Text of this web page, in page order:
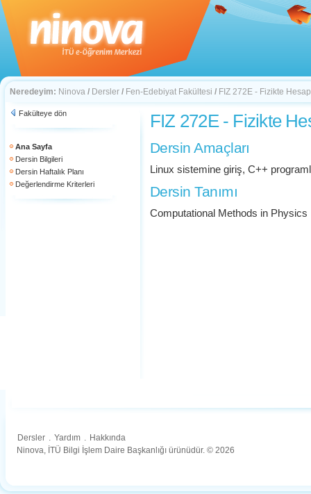
Neredeyim: Ninova / Dersler / Fen-Edebiyat Fakültesi / FIZ 272E - Fizikte
Fakülteye dön
Ana Sayfa
Dersin Bilgileri
Dersin Haftalık Planı
Değerlendirme Kriterleri
FIZ 272E - Fizikte
Dersin Amaçları
Linux sistemine giriş, C++
Dersin Tanımı
Computational Methods in Physics
Dersler . Yardım . Hakkında
Ninova, İTÜ Bilgi İşlem Daire Başkanlığı ürünüdür. © 2026